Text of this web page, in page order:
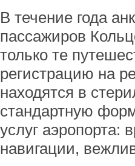
В течение года
пассажиров
только те
регистрацию на
находятся в
стандартную
услуг аэропорта:
навигации,